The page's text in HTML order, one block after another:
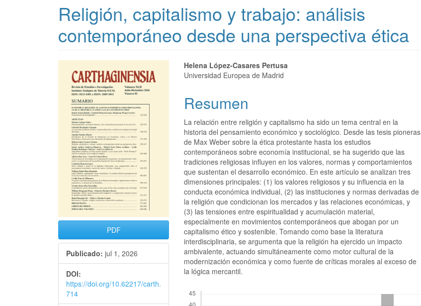
Religión, capitalismo y trabajo: análisis
contemporáneo desde una perspectiva ética
PDF
Publicado: jul 1, 2026
DOI:
https://doi.org/10.62217/carth.
714
Helena López-Casares Pertusa
Universidad Europea de Madrid
Resumen
La relación entre religión y capitalismo ha sido un tema central en la
historia del pensamiento económico y sociológico. Desde las tesis pioneras
de Max Weber sobre la ética protestante hasta los estudios
contemporáneos sobre economía institucional, se ha sugerido que las
tradiciones religiosas influyen en los valores, normas y comportamientos
que sustentan el desarrollo económico. En este artículo se analizan tres
dimensiones principales: (1) los valores religiosos y su influencia en la
conducta económica individual, (2) las instituciones y normas derivadas de
la religión que condicionan los mercados y las relaciones económicas, y
(3) las tensiones entre espiritualidad y acumulación material,
especialmente en movimientos contemporáneos que abogan por un
capitalismo ético y sostenible. Tomando como base la literatura
interdisciplinaria, se argumenta que la religión ha ejercido un impacto
ambivalente, actuando simultáneamente como motor cultural de la
modernización económica y como fuente de críticas morales al exceso de
la lógica mercantil.